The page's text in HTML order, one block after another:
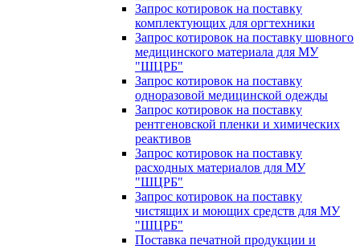
Запрос котировок на поставку
комплектующих для оргтехники
Запрос котировок на поставку шовного
медицинского материала для МУ
"ШЦРБ"
Запрос котировок на поставку
одноразовой медицинской одежды
Запрос котировок на поставку
рентгеновской пленки и химических
реактивов
Запрос котировок на поставку
расходных материалов для МУ
"ШЦРБ"
Запрос котировок на поставку
чистящих и моющих средств для МУ
"ШЦРБ"
Поставка печатной продукции и